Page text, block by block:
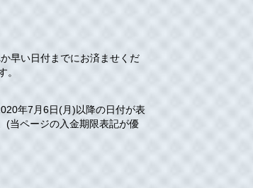
早い日付までにお済ませくだ
。
年7月6日(月)以降の日付が表
(当ページの入金期限表記が優